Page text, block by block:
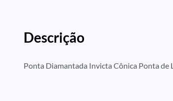
Descrição
Ponta Diamantada Invicta Cônica Ponta de